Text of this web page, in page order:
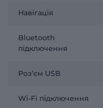
Навігація
Bluetooth
підключення
Розʼєм USB
Wi-Fi підключення